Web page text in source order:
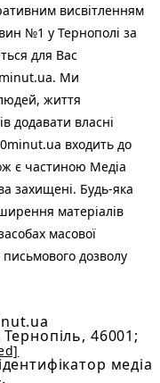
висвітленням
№1 у Тернополі за
для Вас
Ми
життя
додавати власні
входить до
є частиною Медіа
захищені. Будь-яка
матеріалів
масової
дозволу
46001;
медіа